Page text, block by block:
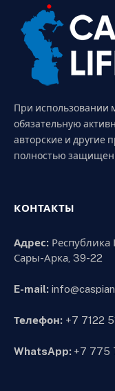
При использовании
обязательную
авторские и другие
полностью
КОНТАКТЫ
Адрес: Республика
Сары-Арка, 39-22
E-mail:
Телефон: +7 7122
WhatsApp: +7 775